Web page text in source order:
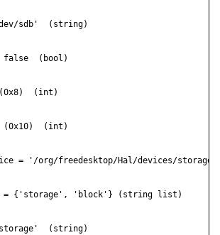
sdb'  (string)
false  (bool)
(0x8)  (int)
(0x10)  (int)
= '/org/freedesktop/Hal/devices/
= {'storage', 'block'} (string list)
(string)